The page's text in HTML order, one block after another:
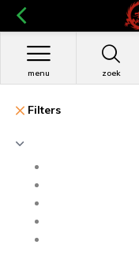
zoek
menu
Filters